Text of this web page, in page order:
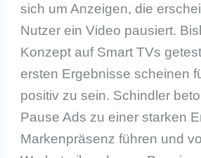
sich um Anzeigen, die
Nutzer ein Video pausiert.
Konzept auf Smart TVs
ersten Ergebnisse scheinen
positiv zu sein. Schindler
Pause Ads zu einer starken
Markenpräsenz führen und